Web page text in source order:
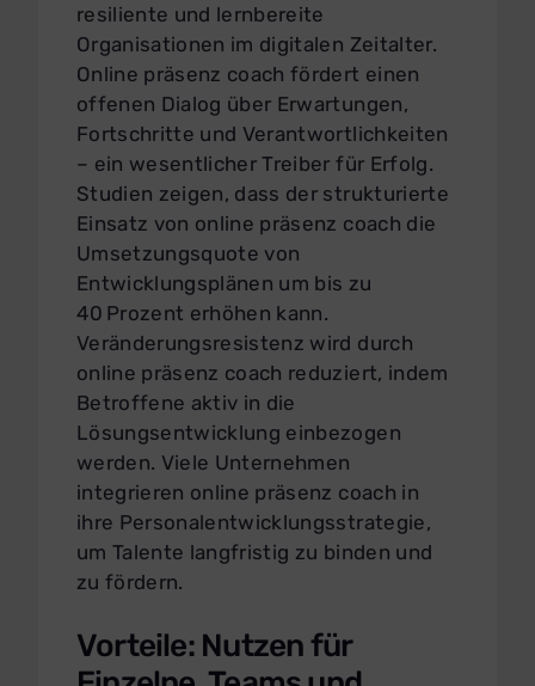
resiliente und lernbereite
Organisationen im digitalen Zeitalter.
Online präsenz coach fördert einen
offenen Dialog über Erwartungen,
Fortschritte und Verantwortlichkeiten
– ein wesentlicher Treiber für Erfolg.
Studien zeigen, dass der strukturierte
Einsatz von online präsenz coach die
Umsetzungsquote von
Entwicklungsplänen um bis zu
40 Prozent erhöhen kann.
Veränderungsresistenz wird durch
online präsenz coach reduziert, indem
Betroffene aktiv in die
Lösungsentwicklung einbezogen
werden. Viele Unternehmen
integrieren online präsenz coach in
ihre Personalentwicklungsstrategie,
um Talente langfristig zu binden und
zu fördern.
Vorteile: Nutzen für